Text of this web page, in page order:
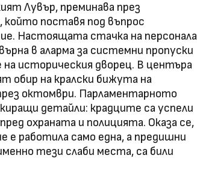
Лувър, преминава през
поставя под въпрос
Настоящата стачка на персонала
в аларма за системни пропуски
историческия дворец. В центъра
обир на кралски бижута на
октомври. Парламентарното
детайли: крадците са успели
охраната и полицията. Оказа се,
е работила само една, а предишни
тези слаби места, са били